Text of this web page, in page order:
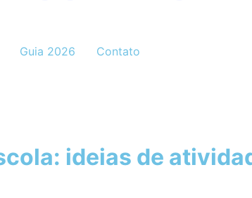
Guia 2026 Contato
ideias de